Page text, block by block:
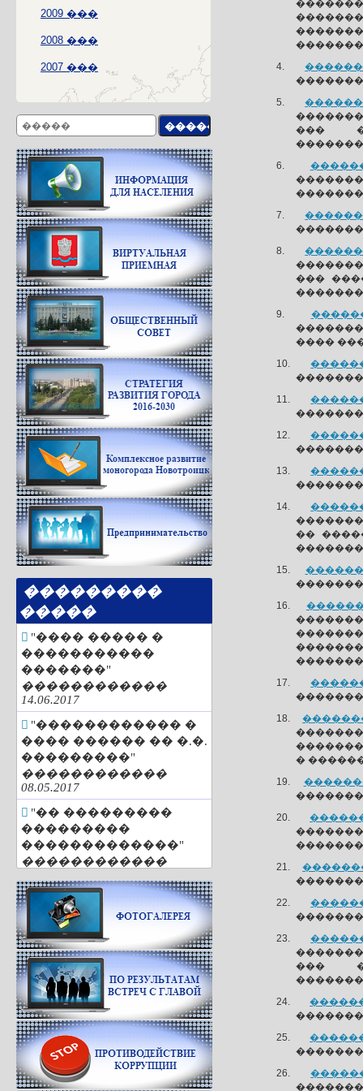
2009 ���
2008 ���
2007 ���
���������
�����
"���� ����� �
�����������
�������"
������������
14.06.2017
"������������ �
���� ������ �� �.�.
���������"
������������
08.05.2017
"�� ���������
���������
�������������"
������������
"�������
��������� ���
������"
������������
29.03.2017
"�� 85 ���"
������������
01.03.2017
"�������. �����.
�������"
������������
���
�������
���
����
��
�
���